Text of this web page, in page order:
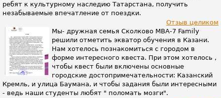
ребят к культурному наследию Татарстана, получить
незабываемые впечатление от поездки.
Отзыв целиком
Мы- дружная семья Сколково МВА-7 Family
решили отметить экватор обучения в Казани.
Нам хотелось познакомиться с городом в
форме интересного квеста. При этом хотелось ,
чтобы квест были включены основные
городские достопримечательности: Казанский
Кремль, и улица Баумана, и чтобы задания были интересными
- ведь наши студенты любят " поломать мозги".